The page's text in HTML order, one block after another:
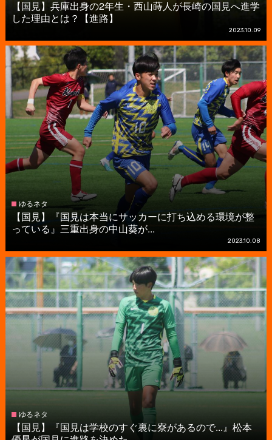
【国見】兵庫出身の2年生・西山蒔人が長崎の国見へ進学
した理由とは？【進路】
2023.10.09
ゆるネタ
【国見】『国見は本当にサッカーに打ち込める環境が整
っている』三重出身の中山葵が...
2023.10.08
ゆるネタ
【国見】『国見は学校のすぐ裏に寮があるので...』松本